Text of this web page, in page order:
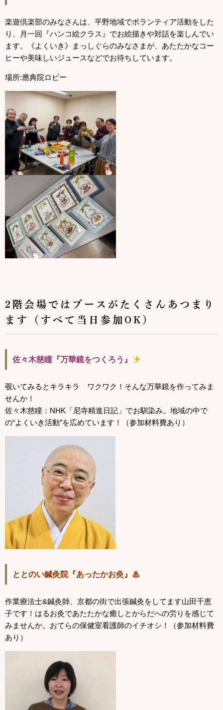
楽遊倶楽部のみなさんは、平野地域でボランティア活動をした
り、月一回『ハンコ絵クラス』でお絵描きや対話を楽しんでい
ます。《よくいき》まっしぐらのみなさまが、あたたかなコー
ヒーや美味しいジュースなどでお待ちしています。
場所:應典院ロビー
2階会場ではブースがたくさんあつまり
ます（すべて当日参加OK）
佐々木慈瞳『万華鏡をつくろう』
覗いてみるとキラキラ ワクワク！そんな万華鏡を作ってみま
せんか！
佐々木慈瞳：NHK「尼寺精進日記」でお馴染み。地域の中で
の“よくいき活動”を広めています！
（参加材料費あり）
ととのい鍼灸院『あったかお灸』♨
作業療法士&鍼灸師、京都の街で出張鍼灸をしてます山田千恵
子です！はるお灸であたたかな癒しとからだへの労りを感じて
みませんか。 おてらの保健室看護師のイチオシ！（参加材料費
あり）